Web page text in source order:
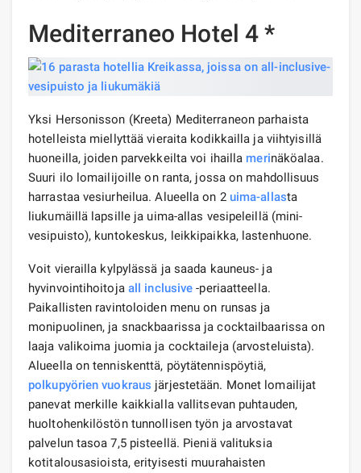
Mediterraneo Hotel 4 *
Yksi Hersonisson (Kreeta) Mediterraneon parhaista
hotelleista miellyttää vieraita kodikkailla ja viihtyisillä
huoneilla, joiden parvekkeilta voi ihailla merinäköalaa.
Suuri ilo lomailijoille on ranta, jossa on mahdollisuus
harrastaa vesiurheilua. Alueella on 2 uima-allasta
liukumäillä lapsille ja uima-allas vesipeleillä (mini-
vesipuisto), kuntokeskus, leikkipaikka, lastenhuone.
Voit vierailla kylpylässä ja saada kauneus- ja
hyvinvointihoitoja all inclusive -periaatteella.
Paikallisten ravintoloiden menu on runsas ja
monipuolinen, ja snackbaarissa ja cocktailbaarissa on
laaja valikoima juomia ja cocktaileja (arvosteluista).
Alueella on tenniskenttä, pöytätennispöytiä,
polkupyörien vuokraus järjestetään. Monet lomailijat
panevat merkille kaikkialla vallitsevan puhtauden,
huoltohenkilöstön tunnollisen työn ja arvostavat
palvelun tasoa 7,5 pisteellä. Pieniä valituksia
kotitalousasioista, erityisesti muurahaisten